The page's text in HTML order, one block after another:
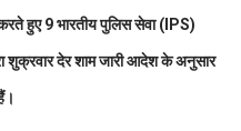
हुए 9 भारतीय पुलिस सेवा (IPS)
शुक्रवार देर शाम जारी आदेश के अनुसार